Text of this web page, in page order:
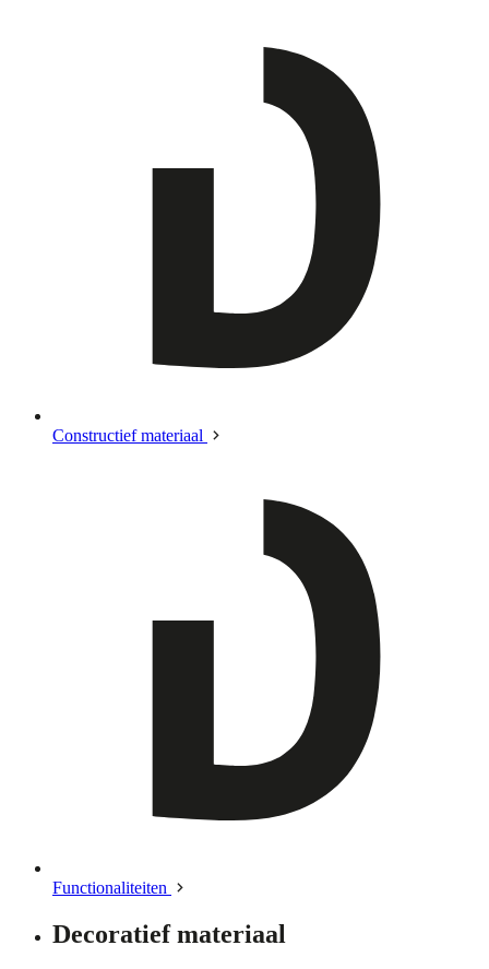
Constructief materiaal
Functionaliteiten
Decoratief materiaal